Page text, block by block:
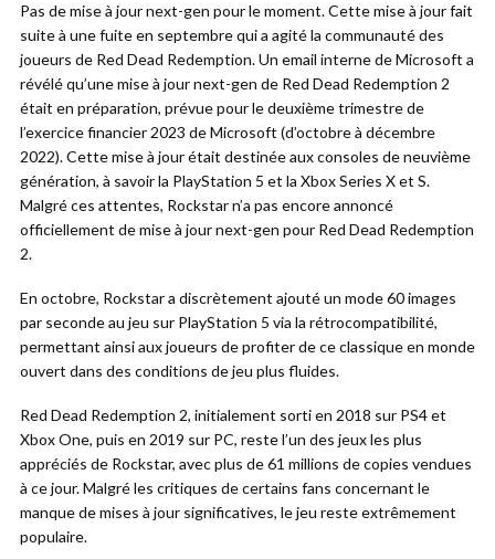
Pas de mise à jour next-gen pour le moment. Cette mise à jour fait
suite à une fuite en septembre qui a agité la communauté des
joueurs de Red Dead Redemption. Un email interne de Microsoft a
révélé qu’une mise à jour next-gen de Red Dead Redemption 2
était en préparation, prévue pour le deuxième trimestre de
l’exercice financier 2023 de Microsoft (d’octobre à décembre
2022). Cette mise à jour était destinée aux consoles de neuvième
génération, à savoir la PlayStation 5 et la Xbox Series X et S.
Malgré ces attentes, Rockstar n’a pas encore annoncé
officiellement de mise à jour next-gen pour Red Dead Redemption
2.
En octobre, Rockstar a discrètement ajouté un mode 60 images
par seconde au jeu sur PlayStation 5 via la rétrocompatibilité,
permettant ainsi aux joueurs de profiter de ce classique en monde
ouvert dans des conditions de jeu plus fluides.
Red Dead Redemption 2, initialement sorti en 2018 sur PS4 et
Xbox One, puis en 2019 sur PC, reste l’un des jeux les plus
appréciés de Rockstar, avec plus de 61 millions de copies vendues
à ce jour. Malgré les critiques de certains fans concernant le
manque de mises à jour significatives, le jeu reste extrêmement
populaire.